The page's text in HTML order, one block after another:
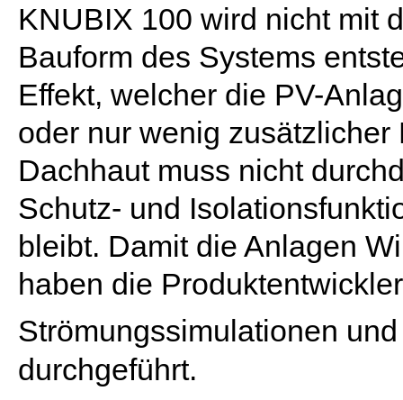
KNUBIX 100 wird nicht mit
Bauform des Systems
Effekt, welcher die PV-
oder nur wenig
Dachhaut muss nicht
Schutz- und
bleibt. Damit die Anlagen
haben die
Strömungssimulationen
durchgeführt.